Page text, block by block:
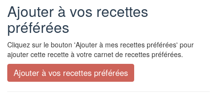
Ajouter à vos recettes
préférées
Cliquez sur le bouton 'Ajouter à mes recettes préférées' pour
ajouter cette recette à votre carnet de recettes préférées.